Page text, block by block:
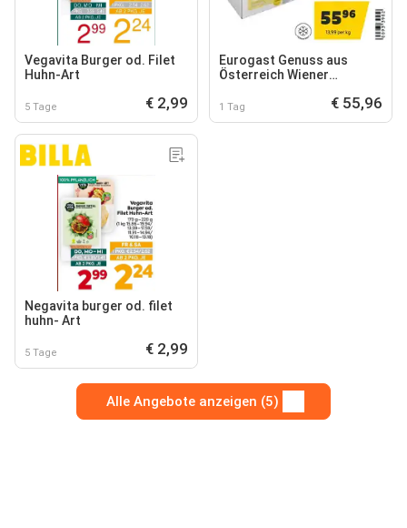
Vegavita Burger od. Filet
Huhn-Art
5 Tage € 2,99
Eurogast Genuss aus
Österreich Wiener
1 Tag € 55,96
Negavita burger od. filet
huhn- Art
5 Tage € 2,99
Alle Angebote anzeigen (5)